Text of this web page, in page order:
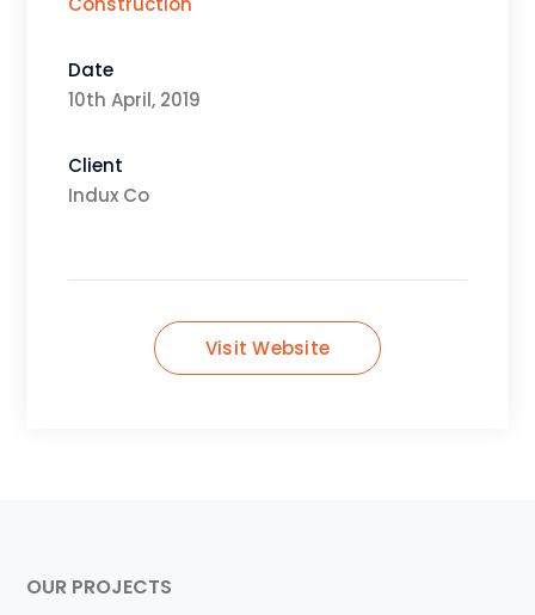
Date
10th April, 2019
Client
Indux Co
Visit Website
OUR PROJECTS